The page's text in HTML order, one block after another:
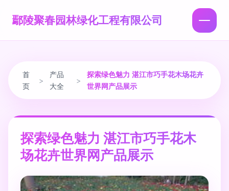
鄢陵聚春园林绿化工程有限公司
首
页
>
产品
大全
>
探索绿色魅力 湛江市巧手花木场花卉
世界网产品展示
探索绿色魅力 湛江市巧手花木
场花卉世界网产品展示